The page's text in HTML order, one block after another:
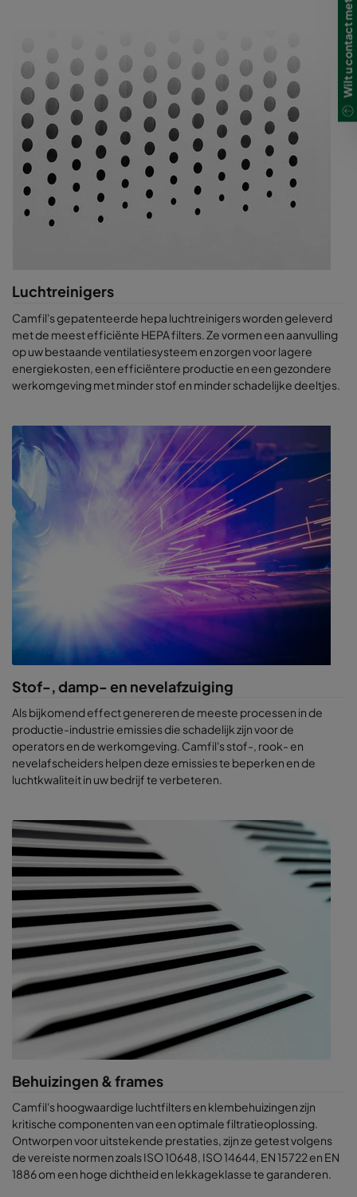
Luchtreinigers
Camfil's gepatenteerde hepa luchtreinigers worden geleverd
met de meest efficiënte HEPA filters. Ze vormen een aanvulling
op uw bestaande ventilatiesysteem en zorgen voor lagere
energiekosten, een efficiëntere productie en een gezondere
werkomgeving met minder stof en minder schadelijke deeltjes.
Stof-, damp- en nevelafzuiging
Als bijkomend effect genereren de meeste processen in de
productie-industrie emissies die schadelijk zijn voor de
operators en de werkomgeving. Camfil's stof-, rook- en
nevelafscheiders helpen deze emissies te beperken en de
luchtkwaliteit in uw bedrijf te verbeteren.
Behuizingen & frames
Camfil's hoogwaardige luchtfilters en klembehuizingen zijn
kritische componenten van een optimale filtratieoplossing.
Ontworpen voor uitstekende prestaties, zijn ze getest volgens
de vereiste normen zoals ISO 10648, ISO 14644, EN 15722 en EN
1886 om een hoge dichtheid en lekkageklasse te garanderen.